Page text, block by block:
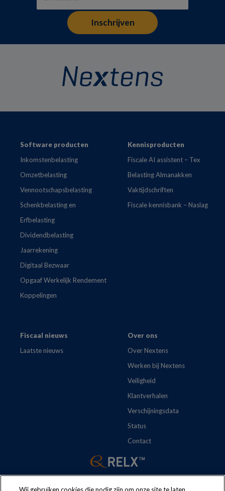
FooterSoftware producten
Inkomstenbelasting
Omzetbelasting
Vennootschapsbelasting
Schenkbelasting en
Erfbelasting
Dividendbelasting
Jaarrekening
Digitaal Bezwaar
Opgaaf Werkelijk Rendement
Koppelingen
Kennisproducten
Fiscale AI assistent – Tex
Belasting Almanakken
Vaktijdschriften
Fiscale kennisbank – Naslag
Fiscaal nieuws
Laatste nieuws
Over ons
Over Nextens
Werken bij Nextens
Veiligheid
Klantverhalen
Verschijningsdata
Status
Contact